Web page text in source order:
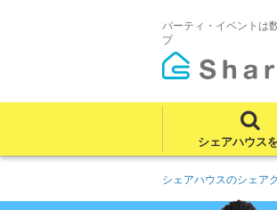
パーティ・イベントは
プ
シェアハウス
シェアハウスのシェア